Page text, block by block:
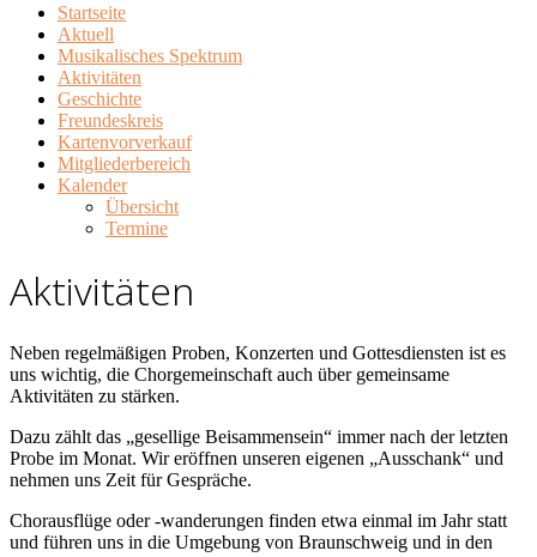
Startseite
Aktuell
Musikalisches Spektrum
Aktivitäten
Geschichte
Freundeskreis
Kartenvorverkauf
Mitgliederbereich
Kalender
Übersicht
Termine
Aktivitäten
Neben regelmäßigen Proben, Konzerten und Gottesdiensten ist es
uns wichtig, die Chorgemeinschaft auch über gemeinsame
Aktivitäten zu stärken.
Dazu zählt das „gesellige Beisammensein“ immer nach der letzten
Probe im Monat. Wir eröffnen unseren eigenen „Ausschank“ und
nehmen uns Zeit für Gespräche.
Chorausflüge oder -wanderungen finden etwa einmal im Jahr statt
und führen uns in die Umgebung von Braunschweig und in den